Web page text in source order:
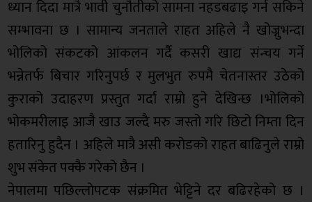
ध्यान दिदा मात्रै भावी चुनौतीको सामना नहडबढाइ गर्न सकिने
सम्भावना छ । सामान्य जनताले राहत अहिले नै खोज्नुभन्दा
भोलिको संकटको आंकलन गर्दै कसरी खाद्य संन्चय गर्ने
भन्नेतर्फ बिचार गरिनुपर्छ र मुलभुत रुपमै चेतनास्तर उठेको
कुराको उदाहरण प्रस्तुत गर्दा राम्रो हुने देखिन्छ ।भोलिको
भोकमरीलाइ आजै खाउ जल्दै मरु जस्तो गरि छिटो निम्ता दिन
हतारिनु हुदैन । अहिले मात्रै असी करोडको राहत बाढिनुले राम्रो
शुभ संकेत पक्कै गरेको छैन ।
नेपालमा पछिल्लोपटक संक्रमित भेट्टिने दर बढिरहेको छ ।